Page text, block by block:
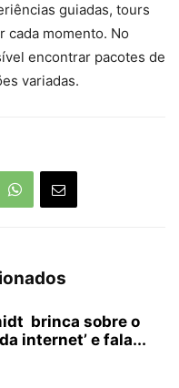
guiadas, tours
cada momento. No
encontrar pacotes de
variadas.
brinca sobre o
internet’ e fala...